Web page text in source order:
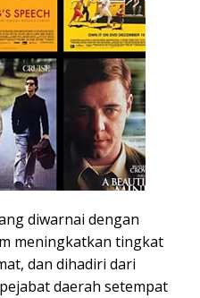
diwarnai dengan
meningkatkan tingkat
dan dihadiri dari
daerah setempat